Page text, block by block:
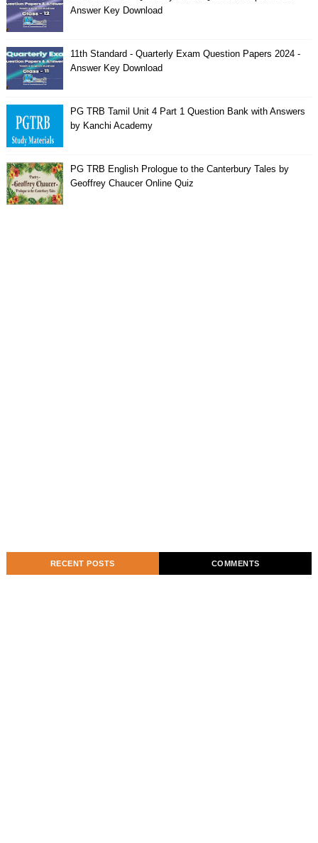
Answer Key Download
11th Standard - Quarterly Exam Question Papers 2024 -
Answer Key Download
PG TRB Tamil Unit 4 Part 1 Question Bank with Answers
by Kanchi Academy
PG TRB English Prologue to the Canterbury Tales by
Geoffrey Chaucer Online Quiz
RECENT POSTS COMMENTS